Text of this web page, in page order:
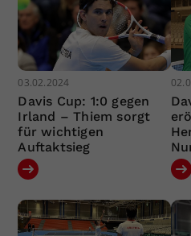
03.02.2024
Davis Cup: 1:0 gegen
Irland – Thiem sorgt
für wichtigen
Auftaktsieg